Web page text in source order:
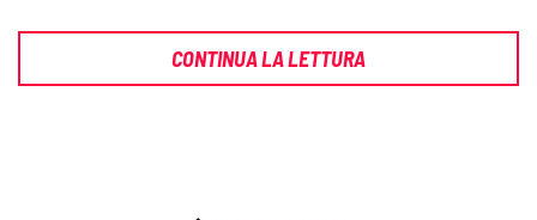
CONTINUA LA LETTURA